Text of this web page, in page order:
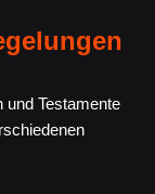
Testamente